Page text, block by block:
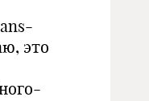
это